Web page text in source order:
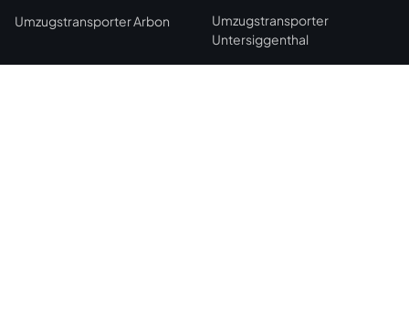
Umzugstransporter Arbon
Umzugstransporter
Untersiggenthal
Umzugstransporter Küsnacht
Umzugstransporter Arbon